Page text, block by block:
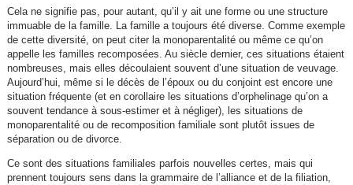
Cela ne signifie pas, pour autant, qu’il y ait une forme ou une structure
immuable de la famille. La famille a toujours été diverse. Comme exemple
de cette diversité, on peut citer la monoparentalité ou même ce qu’on
appelle les familles recomposées. Au siècle dernier, ces situations étaient
nombreuses, mais elles découlaient souvent d’une situation de veuvage.
Aujourd’hui, même si le décès de l’époux ou du conjoint est encore une
situation fréquente (et en corollaire les situations d’orphelinage qu’on a
souvent tendance à sous-estimer et à négliger), les situations de
monoparentalité ou de recomposition familiale sont plutôt issues de
séparation ou de divorce.
Ce sont des situations familiales parfois nouvelles certes, mais qui
prennent toujours sens dans la grammaire de l’alliance et de la filiation,